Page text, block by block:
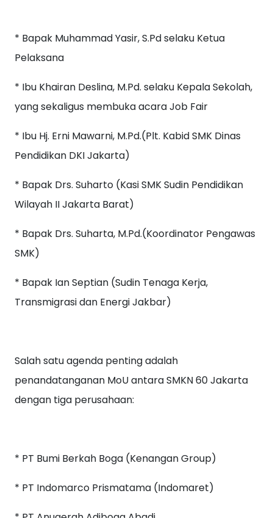
* Bapak Muhammad Yasir, S.Pd selaku Ketua
Pelaksana
* Ibu Khairan Deslina, M.Pd. selaku Kepala Sekolah,
yang sekaligus membuka acara Job Fair
* Ibu Hj. Erni Mawarni, M.Pd.(Plt. Kabid SMK Dinas
Pendidikan DKI Jakarta)
* Bapak Drs. Suharto (Kasi SMK Sudin Pendidikan
Wilayah II Jakarta Barat)
* Bapak Drs. Suharta, M.Pd.(Koordinator Pengawas
SMK)
* Bapak Ian Septian (Sudin Tenaga Kerja,
Transmigrasi dan Energi Jakbar)
Salah satu agenda penting adalah
penandatanganan MoU antara SMKN 60 Jakarta
dengan tiga perusahaan:
* PT Bumi Berkah Boga (Kenangan Group)
* PT Indomarco Prismatama (Indomaret)